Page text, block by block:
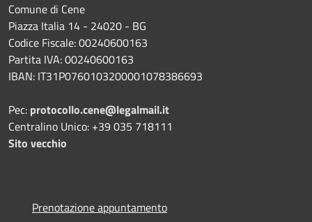
Comune di Cene
Piazza Italia 14 - 24020 - BG
Codice Fiscale: 00240600163
Partita IVA: 00240600163
IBAN: IT31P0760103200001078386693
Pec: protocollo.cene@legalmail.it
Centralino Unico: +39 035 718111
Sito vecchio
Prenotazione appuntamento